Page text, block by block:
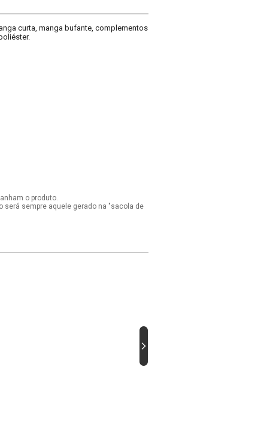
curta, manga bufante, complementos
o produto.
será sempre aquele gerado na "sacola de